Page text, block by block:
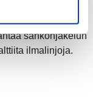
myötä alueelle
sähkönjakelun
ilmalinjoja.